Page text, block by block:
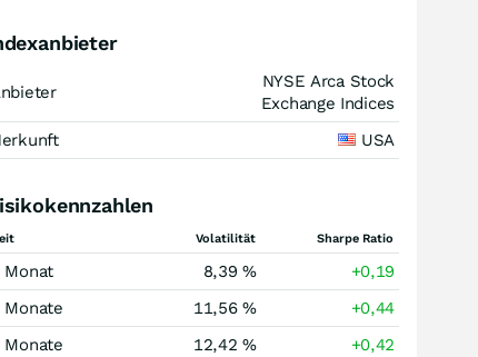
NYSE Arca Stock
Exchange Indices
USA
Volatilität Sharpe Ratio
Monat 8,39 %
+0,19
Monate
11,56 %
+0,44
Monate
12,42 %
+0,42